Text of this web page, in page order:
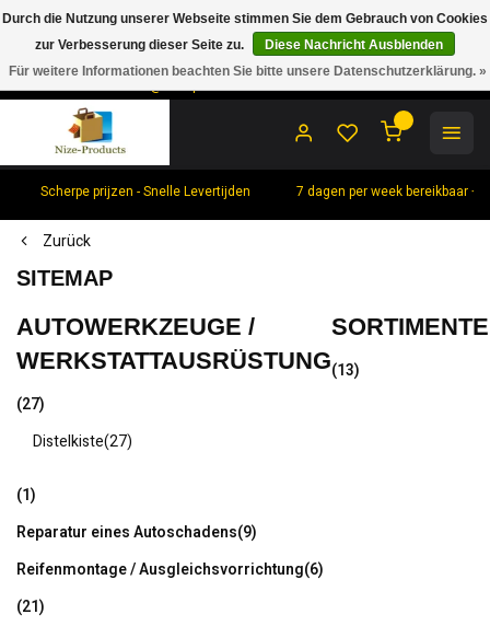
Zoekt u een specifieke machine of product of wild u een offerte
ontvangen Contacteer ons dan direct Bel of mail naar
+31621803866 ofinfo@nize-products.nl
Scherpe prijzen - Snelle Levertijden 7 dagen per week bereikbaar
Zurück
SITEMAP
AUTOWERKZEUGE /
WERKSTATTAUSRÜSTUNG
(27)
Distelkiste(27)
(1)
Reparatur eines Autoschadens(9)
Reifenmontage / Ausgleichsvorrichtung(6)
(21)
SORTIMENTE
(13)
Durch die Nutzung unserer Webseite stimmen Sie dem Gebrauch von Cookies
zur Verbesserung dieser Seite zu.
Diese Nachricht Ausblenden
Für weitere Informationen beachten Sie bitte unsere Datenschutzerklärung. »